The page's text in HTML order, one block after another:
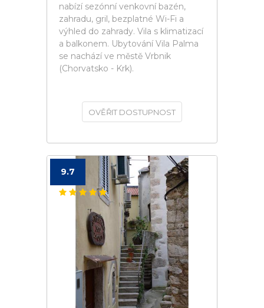
nabízí sezónní venkovní bazén,
zahradu, gril, bezplatné Wi-Fi a
výhled do zahrady. Vila s klimatizací
a balkonem. Ubytování Vila Palma
se nachází ve městě Vrbnik
(Chorvatsko - Krk).
OVĚŘIT DOSTUPNOST
9.7